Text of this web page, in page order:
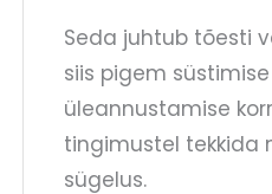
Seda juhtub tõesti
siis pigem
üleannustamise
tingimustel tekkida
sügelus.